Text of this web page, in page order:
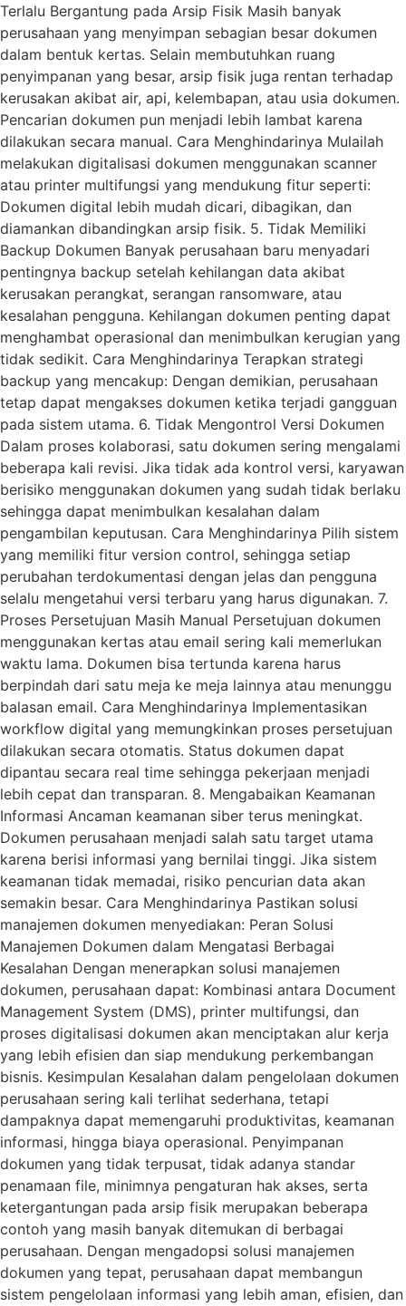
Terlalu Bergantung pada Arsip Fisik Masih banyak
perusahaan yang menyimpan sebagian besar dokumen
dalam bentuk kertas. Selain membutuhkan ruang
penyimpanan yang besar, arsip fisik juga rentan terhadap
kerusakan akibat air, api, kelembapan, atau usia dokumen.
Pencarian dokumen pun menjadi lebih lambat karena
dilakukan secara manual. Cara Menghindarinya Mulailah
melakukan digitalisasi dokumen menggunakan scanner
atau printer multifungsi yang mendukung fitur seperti:
Dokumen digital lebih mudah dicari, dibagikan, dan
diamankan dibandingkan arsip fisik. 5. Tidak Memiliki
Backup Dokumen Banyak perusahaan baru menyadari
pentingnya backup setelah kehilangan data akibat
kerusakan perangkat, serangan ransomware, atau
kesalahan pengguna. Kehilangan dokumen penting dapat
menghambat operasional dan menimbulkan kerugian yang
tidak sedikit. Cara Menghindarinya Terapkan strategi
backup yang mencakup: Dengan demikian, perusahaan
tetap dapat mengakses dokumen ketika terjadi gangguan
pada sistem utama. 6. Tidak Mengontrol Versi Dokumen
Dalam proses kolaborasi, satu dokumen sering mengalami
beberapa kali revisi. Jika tidak ada kontrol versi, karyawan
berisiko menggunakan dokumen yang sudah tidak berlaku
sehingga dapat menimbulkan kesalahan dalam
pengambilan keputusan. Cara Menghindarinya Pilih sistem
yang memiliki fitur version control, sehingga setiap
perubahan terdokumentasi dengan jelas dan pengguna
selalu mengetahui versi terbaru yang harus digunakan. 7.
Proses Persetujuan Masih Manual Persetujuan dokumen
menggunakan kertas atau email sering kali memerlukan
waktu lama. Dokumen bisa tertunda karena harus
berpindah dari satu meja ke meja lainnya atau menunggu
balasan email. Cara Menghindarinya Implementasikan
workflow digital yang memungkinkan proses persetujuan
dilakukan secara otomatis. Status dokumen dapat
dipantau secara real time sehingga pekerjaan menjadi
lebih cepat dan transparan. 8. Mengabaikan Keamanan
Informasi Ancaman keamanan siber terus meningkat.
Dokumen perusahaan menjadi salah satu target utama
karena berisi informasi yang bernilai tinggi. Jika sistem
keamanan tidak memadai, risiko pencurian data akan
semakin besar. Cara Menghindarinya Pastikan solusi
manajemen dokumen menyediakan: Peran Solusi
Manajemen Dokumen dalam Mengatasi Berbagai
Kesalahan Dengan menerapkan solusi manajemen
dokumen, perusahaan dapat: Kombinasi antara Document
Management System (DMS), printer multifungsi, dan
proses digitalisasi dokumen akan menciptakan alur kerja
yang lebih efisien dan siap mendukung perkembangan
bisnis. Kesimpulan Kesalahan dalam pengelolaan dokumen
perusahaan sering kali terlihat sederhana, tetapi
dampaknya dapat memengaruhi produktivitas, keamanan
informasi, hingga biaya operasional. Penyimpanan
dokumen yang tidak terpusat, tidak adanya standar
penamaan file, minimnya pengaturan hak akses, serta
ketergantungan pada arsip fisik merupakan beberapa
contoh yang masih banyak ditemukan di berbagai
perusahaan. Dengan mengadopsi solusi manajemen
dokumen yang tepat, perusahaan dapat membangun
sistem pengelolaan informasi yang lebih aman, efisien, dan